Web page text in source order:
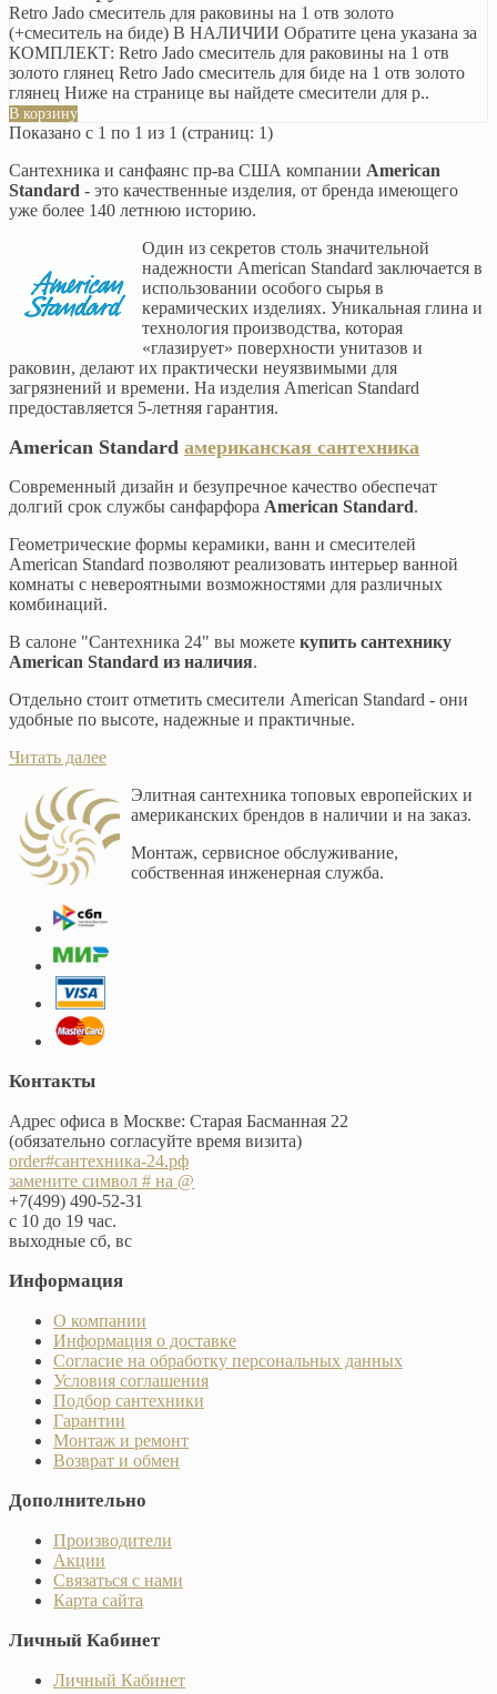
Retro Jado смеситель для раковины на 1 отв золото
(+смеситель на биде) В НАЛИЧИИ Обратите цена указана за
КОМПЛЕКТ: Retro Jado смеситель для раковины на 1 отв
золото глянец Retro Jado смеситель для биде на 1 отв золото
глянец Ниже на странице вы найдете смесители для р..
В корзину
Показано с 1 по 1 из 1 (страниц: 1)
Сантехника и санфаянс пр-ва США компании American
Standard - это качественные изделия, от бренда имеющего
уже более 140 летнюю историю.
Один из секретов столь значительной
надежности American Standard заключается в
использовании особого сырья в
керамических изделиях. Уникальная глина и
технология производства, которая
«глазирует» поверхности унитазов и
раковин, делают их практически неуязвимыми для
загрязнений и времени. На изделия American Standard
предоставляется 5-летняя гарантия.
American Standard американская сантехника
Современный дизайн и безупречное качество обеспечат
долгий срок службы санфарфора American Standard.
Геометрические формы керамики, ванн и смесителей
American Standard позволяют реализовать интерьер ванной
комнаты с невероятными возможностями для различных
комбинаций.
В салоне "Сантехника 24" вы можете купить сантехнику
American Standard из наличия.
Отдельно стоит отметить смесители American Standard - они
удобные по высоте, надежные и практичные.
Читать далее
Элитная сантехника топовых европейских и
американских брендов в наличии и на заказ.
Монтаж, сервисное обслуживание,
собственная инженерная служба.
Контакты
Адрес офиса в Москве: Старая Басманная 22
(обязательно согласуйте время визита)
order#сантехника-24.рф
замените символ # на @
+7(499) 490-52-31
с 10 до 19 час.
выходные сб, вс
Информация
О компании
Информация о доставке
Согласие на обработку персональных данных
Условия соглашения
Подбор сантехники
Гарантии
Монтаж и ремонт
Возврат и обмен
Дополнительно
Производители
Акции
Связаться с нами
Карта сайта
Личный Кабинет
Личный Кабинет